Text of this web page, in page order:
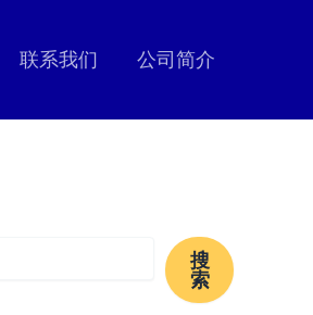
联系我们 公司简介
搜
索